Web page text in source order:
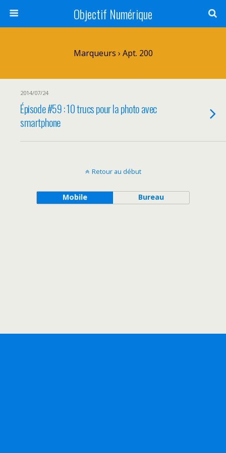
Objectif Numérique
Marqueurs › Apt. 200
2014/07/24
Épisode #59 : 10 trucs pour la photo avec
smartphone
Retour au début
Mobile Bureau